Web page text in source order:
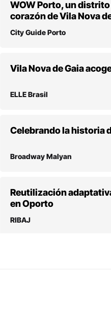
WOW Porto, un
corazón de Vila Nova
City Guide Porto
Vila Nova de Gaia
ELLE Brasil
Celebrando la historia
Broadway Malyan
Reutilización
en Oporto
RIBAJ